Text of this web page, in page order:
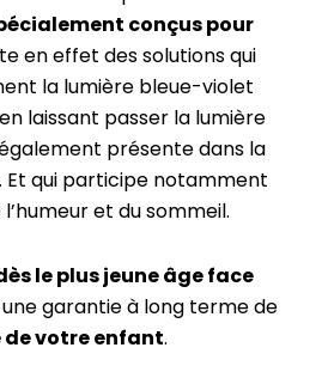
conçus pour
en effet des solutions qui
la lumière bleue-violet
laissant passer la lumière
présente dans la
Et qui participe notamment
et du sommeil.
le plus jeune âge face
garantie à long terme de
de votre enfant.